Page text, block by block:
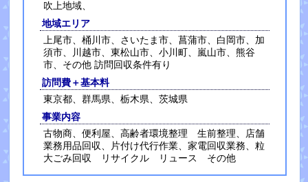
吹上地域、
地域エリア
上尾市、桶川市、さいたま市、菖蒲市、白岡市、加
須市、川越市、東松山市、小川町、嵐山市、熊谷
市、その他 訪問回収条件有り
訪問費＋基本料
東京都、群馬県、栃木県、茨城県
事業内容
古物商、便利屋、高齢者環境整理 生前整理、店舗
業務用品回収、片付け代行作業、家電回収業務、粒
大ごみ回収 リサイクル リュース その他